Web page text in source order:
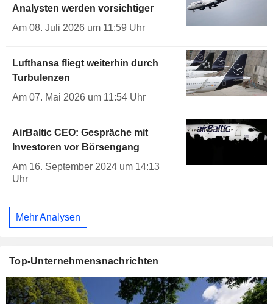
Analysten werden vorsichtiger
Am 08. Juli 2026 um 11:59 Uhr
Lufthansa fliegt weiterhin durch
Turbulenzen
Am 07. Mai 2026 um 11:54 Uhr
AirBaltic CEO: Gespräche mit
Investoren vor Börsengang
Am 16. September 2024 um 14:13
Uhr
Mehr Analysen
Top-Unternehmensnachrichten